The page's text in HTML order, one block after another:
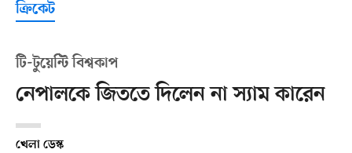
ক্রিকেট
টি-টুয়েন্টি বিশ্বকাপ
নেপালকে জিততে দিলেন না স্যাম কারেন
খেলা ডেস্ক